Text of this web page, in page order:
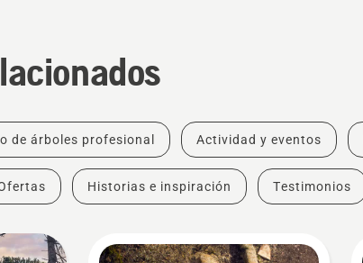
de árboles profesional Actividad y eventos
Historias e inspiración Testimonios